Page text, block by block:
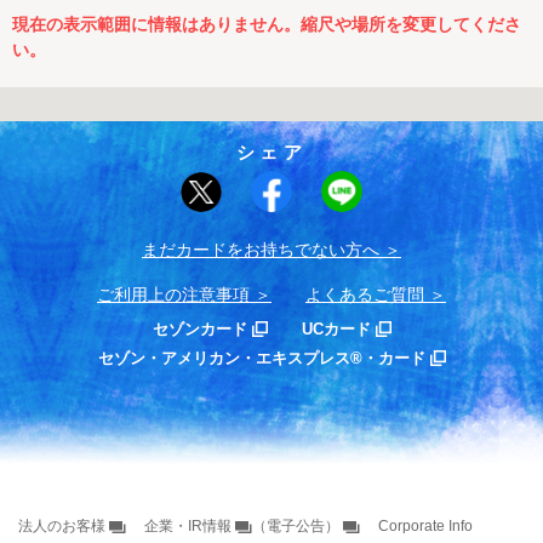
現在の表示範囲に情報はありません。縮尺や場所を変更してくださ
い。
シェア
まだカードをお持ちでない⽅へ
ご利用上の注意事項 よくあるご質問
セゾンカード
UCカード
セゾン・アメリカン・エキスプレス®・カード
法人のお客様 企業・IR情報 （電子公告） Corporate Info